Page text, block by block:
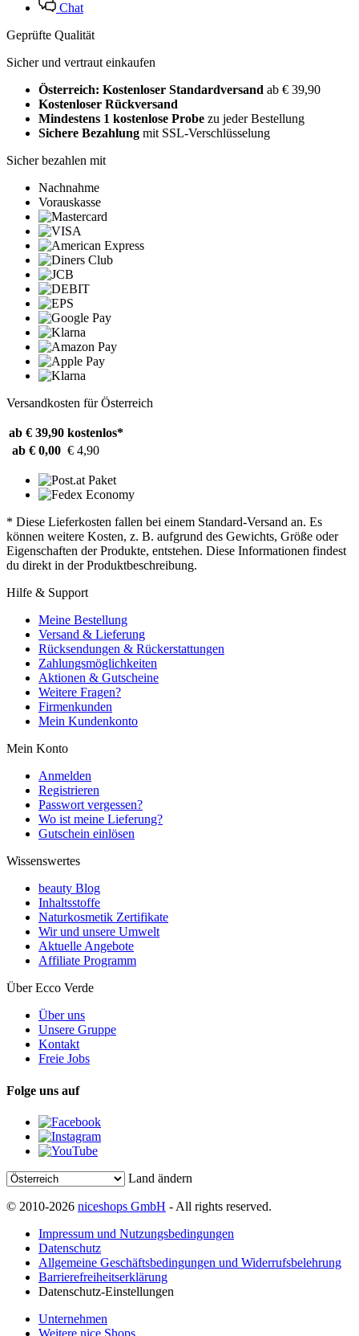
Chat
Geprüfte Qualität
Sicher und vertraut einkaufen
Österreich: Kostenloser Standardversand ab € 39,90
Kostenloser Rückversand
Mindestens 1 kostenlose Probe zu jeder Bestellung
Sichere Bezahlung mit SSL-Verschlüsselung
Sicher bezahlen mit
Nachnahme
Vorauskasse
Versandkosten für Österreich
ab € 39,90 kostenlos*
ab € 0,00 € 4,90
* Diese Lieferkosten fallen bei einem Standard-Versand an. Es
können weitere Kosten, z. B. aufgrund des Gewichts, Größe oder
Eigenschaften der Produkte, entstehen. Diese Informationen findest
du direkt in der Produktbeschreibung.
Hilfe & Support
Meine Bestellung
Versand & Lieferung
Rücksendungen & Rückerstattungen
Zahlungsmöglichkeiten
Aktionen & Gutscheine
Weitere Fragen?
Firmenkunden
Mein Kundenkonto
Mein Konto
Anmelden
Registrieren
Passwort vergessen?
Wo ist meine Lieferung?
Gutschein einlösen
Wissenswertes
beauty Blog
Inhaltsstoffe
Naturkosmetik Zertifikate
Wir und unsere Umwelt
Aktuelle Angebote
Affiliate Programm
Über Ecco Verde
Über uns
Unsere Gruppe
Kontakt
Freie Jobs
Folge uns auf
Land ändern
© 2010-2026 niceshops GmbH - All rights reserved.
Impressum und Nutzungsbedingungen
Datenschutz
Allgemeine Geschäftsbedingungen und Widerrufsbelehrung
Barrierefreiheitserklärung
Datenschutz-Einstellungen
Unternehmen
Weitere nice Shops